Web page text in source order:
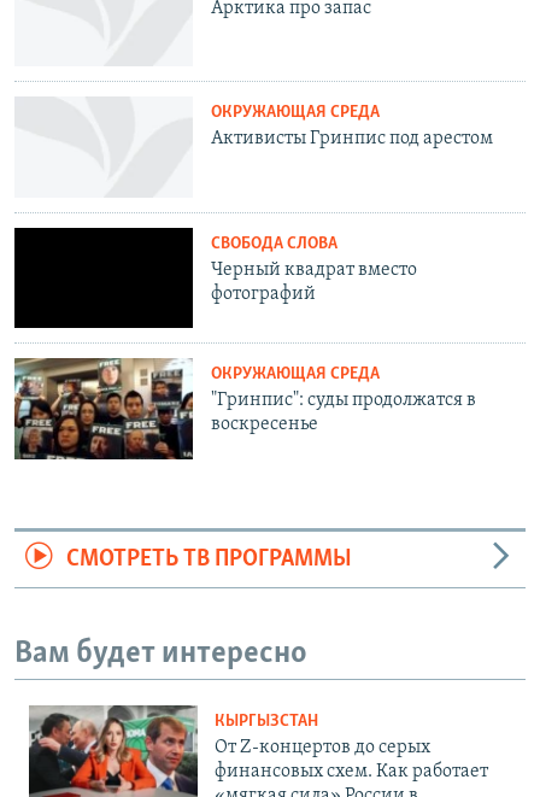
Арктика про запас
ОКРУЖАЮЩАЯ СРЕДА
Активисты Гринпис под арестом
СВОБОДА СЛОВА
Черный квадрат вместо
фотографий
ОКРУЖАЮЩАЯ СРЕДА
"Гринпис": суды продолжатся в
воскресенье
СМОТРЕТЬ ТВ ПРОГРАММЫ
Вам будет интересно
КЫРГЫЗСТАН
От Z-концертов до серых
финансовых схем. Как работает